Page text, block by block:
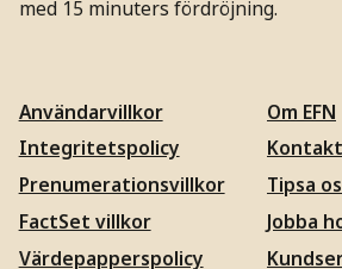
med 15 minuters fördröjning.
Användarvillkor
Integritetspolicy
Prenumerationsvillkor
FactSet villkor
Värdepapperspolicy
Om EFN
Tipsa
Jobba